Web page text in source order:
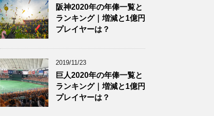
阪神2020年の年俸一覧と
ランキング｜増減と1億円
プレイヤーは？
2019/11/23
巨人2020年の年俸一覧と
ランキング｜増減と1億円
プレイヤーは？